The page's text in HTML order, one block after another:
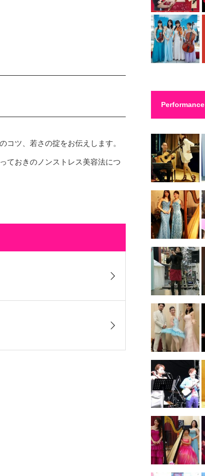
コツ、若さの掟をお伝えします。
ておきのノンストレス美容法につ
Performance